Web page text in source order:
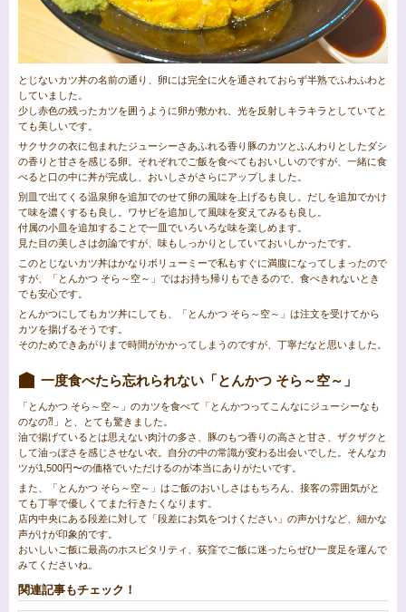
とじないカツ丼の名前の通り、卵には完全に火を通されておらず半熟でふわふわと
していました。
少し赤色の残ったカツを囲うように卵が敷かれ、光を反射しキラキラとしていてと
ても美しいです。
サクサクの衣に包まれたジューシーさあふれる香り豚のカツとふんわりとしたダシ
の香りと甘さを感じる卵。それぞれでご飯を食べてもおいしいのですが、一緒に食
べると口の中に丼が完成し、おいしさがさらにアップしました。
別皿で出てくる温泉卵を追加でのせて卵の風味を上げるも良し。だしを追加でかけ
て味を濃くするも良し。ワサビを追加して風味を変えてみるも良し。
付属の小皿を追加することで一皿でいろいろな味を楽しめます。
見た目の美しさは勿論ですが、味もしっかりとしていておいしかったです。
このとじないカツ丼はかなりボリューミーで私もすぐに満腹になってしまったので
すが、「とんかつ そら～空～」ではお持ち帰りもできるので、食べきれないとき
でも安心です。
とんかつにしてもカツ丼にしても、「とんかつ そら～空～」は注文を受けてから
カツを揚げるそうです。
そのためできあがりまで時間がかかってしまうのですが、丁寧だなと思いました。
一度食べたら忘れられない「とんかつ そら～空～」
「とんかつ そら～空～」のカツを食べて「とんかつってこんなにジューシーなも
のなの⁈」と、とても驚きました。
油で揚げているとは思えない肉汁の多さ、豚のもつ香りの高さと甘さ、ザクザクと
して油っぽさを感じさせない衣。自分の中の常識が変わる出会いでした。そんなカ
ツが1,500円〜の価格でいただけるのが本当にありがたいです。
また、「とんかつ そら～空～」はご飯のおいしさはもちろん、接客の雰囲気がと
ても丁寧で優しくてまた行きたくなります。
店内中央にある段差に対して「段差にお気をつけください」の声かけなど、細かな
声がけが印象的です。
おいしいご飯に最高のホスピタリティ、荻窪でご飯に迷ったらぜひ一度足を運んで
みてくださいね。
関連記事もチェック！